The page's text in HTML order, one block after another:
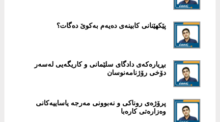
پێكهێنانی کابینەی دەیەم بەکوێ دەگات؟
بڕیارەکەی دادگای سلێمانی و کاریگەیی لەسەر
دۆخی رۆژنامەنوسان
پرۆژەی روناكی و نەبوونی مەرجە یاساییەکانی
وەزارەتی کارەبا